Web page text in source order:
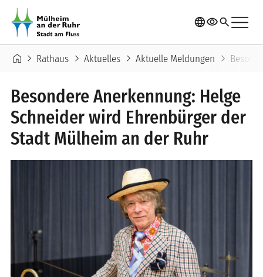
Direkt zum Inhalt
languagevisibilitysearchmenu
Pfadnavigation
home chevron_right Rathaus chevron_right Aktuelles chevron_right Aktuelle Meldungen chevron_right
Besondere Anerkennung: Helge
Schneider wird Ehrenbürger der
Stadt Mülheim an der Ruhr